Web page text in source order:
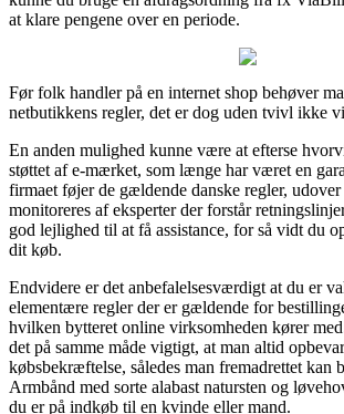
at klare pengene over en periode.
Før folk handler på en internet shop behøver
netbutikkens regler, det er dog uden tvivl ikke
En anden mulighed kunne være at efterse
støttet af e-mærket, som længe har været en
firmaet føjer de gældende danske regler,
monitoreres af eksperter der forstår
god lejlighed til at få assistance, for så vidt du
dit køb.
Endvidere er det anbefalelsesværdigt at du er
elementære regler der er gældende for
hvilken bytteret online virksomheden kører
det på samme måde vigtigt, at man altid
købsbekræftelse, således man fremadrettet kan
Armbånd med sorte alabast natursten og
du er på indkøb til en kvinde eller mand.